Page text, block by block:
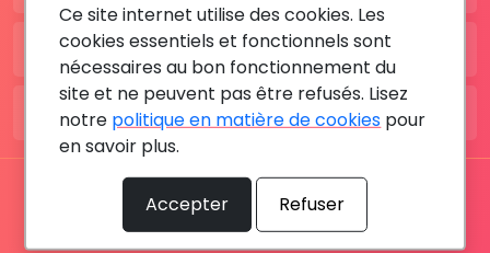
BE: +32 28080227
FR: +33 183642895
Tous les droits sont réservés © 2026 RDV MÉDICAL By
MediaSatCom
Ce site internet utilise des cookies. Les
cookies essentiels et fonctionnels sont
nécessaires au bon fonctionnement du
site et ne peuvent pas être refusés. Lisez
notre politique en matière de cookies pour
en savoir plus.
Accepter Refuser